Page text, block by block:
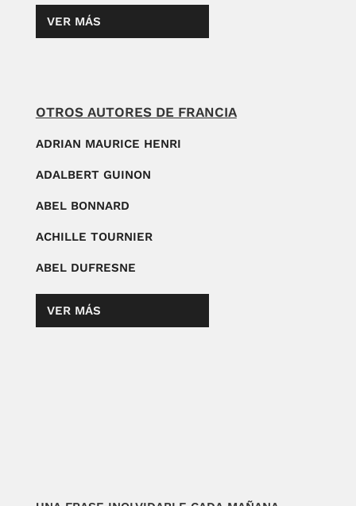
VER MÁS
OTROS AUTORES DE FRANCIA
ADRIAN MAURICE HENRI
ADALBERT GUINON
ABEL BONNARD
ACHILLE TOURNIER
ABEL DUFRESNE
VER MÁS